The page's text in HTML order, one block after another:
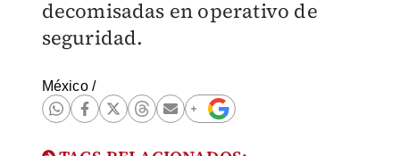
decomisadas en operativo de
seguridad.
México/